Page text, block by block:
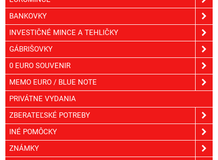
BANKOVKY
INVESTIČNÉ MINCE A TEHLIČKY
GÁBRIŠOVKY
0 EURO SOUVENIR
MEMO EURO / BLUE NOTE
PRIVÁTNE VYDANIA
ZBERATEĽSKÉ POTREBY
INÉ POMÔCKY
ZNÁMKY